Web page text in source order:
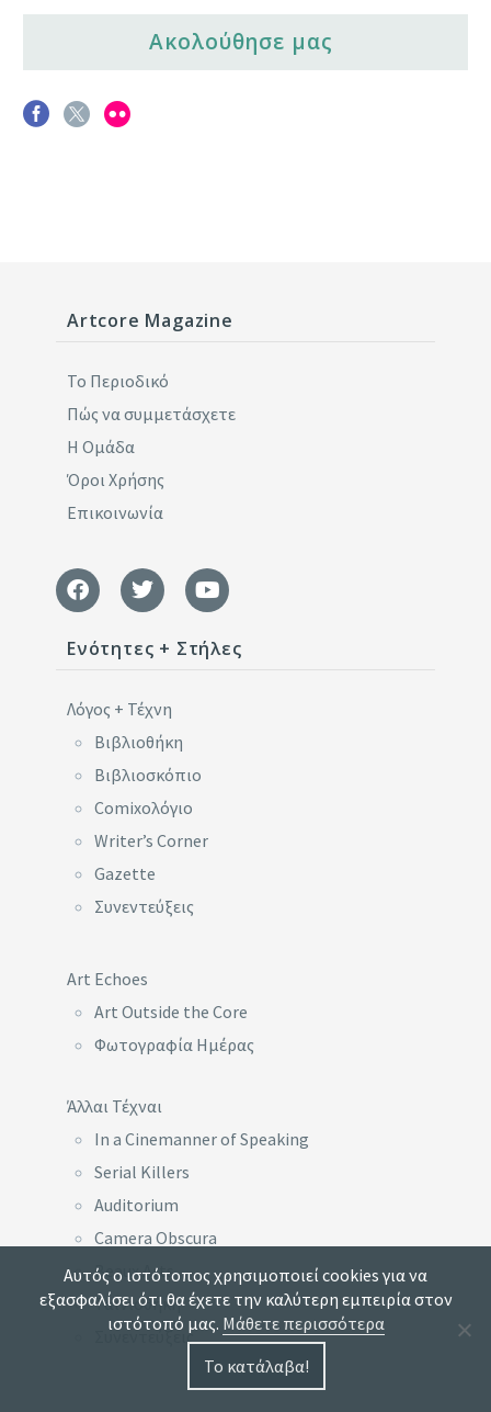
Ακολούθησε μας
Artcore Magazine
Το Περιοδικό
Πώς να συμμετάσχετε
Η Ομάδα
Όροι Χρήσης
Επικοινωνία
Ενότητες + Στήλες
Λόγος + Τέχνη
Βιβλιοθήκη
Βιβλιοσκόπιο
Comixoλόγιο
Writer’s Corner
Gazette
Συνεντεύξεις
Art Echoes
Art Outside the Core
Φωτογραφία Ημέρας
Άλλαι Τέχναι
In a Cinemanner of Speaking
Serial Killers
Auditorium
Camera Obscura
Beaux Arts
Ταινιοθήκη
Συνεντεύξεις
Αυτός ο ιστότοπος χρησιμοποιεί cookies για να
εξασφαλίσει ότι θα έχετε την καλύτερη εμπειρία στον
ιστότοπό μας. Μάθετε περισσότερα
Το κατάλαβα!